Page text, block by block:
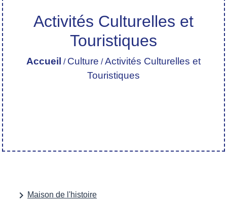
Activités Culturelles et
Touristiques
Accueil / Culture /Activités Culturelles et
Touristiques
keyboard_arrow_right Maison de l'histoire